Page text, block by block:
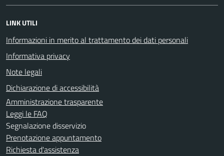
LINK UTILI
Informazioni in merito al trattamento dei dati personali
Informativa privacy
Note legali
Dichiarazione di accessibilità
Amministrazione trasparente
Leggi le FAQ
Segnalazione disservizio
Prenotazione appuntamento
Richiesta d'assistenza